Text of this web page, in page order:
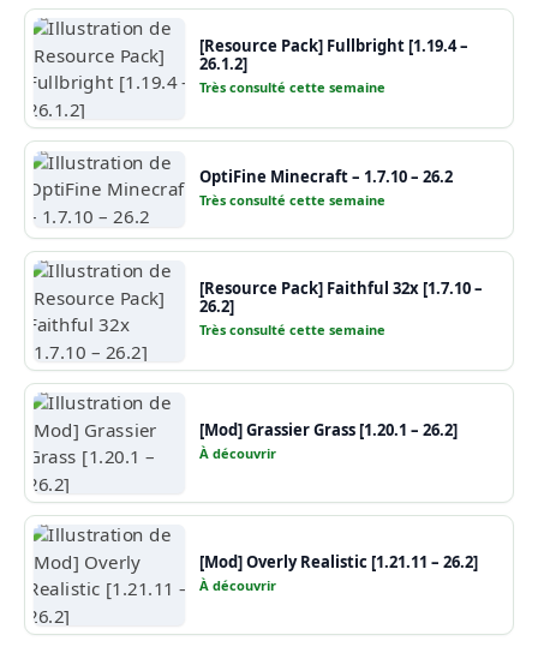
[Resource Pack] Fullbright [1.19.4 –
26.1.2]
Très consulté cette semaine
OptiFine Minecraft – 1.7.10 – 26.2
Très consulté cette semaine
[Resource Pack] Faithful 32x [1.7.10 –
26.2]
Très consulté cette semaine
[Mod] Grassier Grass [1.20.1 – 26.2]
À découvrir
[Mod] Overly Realistic [1.21.11 – 26.2]
À découvrir